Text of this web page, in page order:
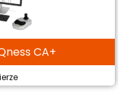
CA+